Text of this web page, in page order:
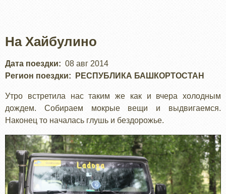
На Хайбулино
Дата поездки
08 авг 2014
Регион поездки
РЕСПУБЛИКА БАШКОРТОСТАН
Утро встретила нас таким же как и вчера холодным
дождем. Собираем мокрые вещи и выдвигаемся.
Наконец то началась глушь и бездорожье.